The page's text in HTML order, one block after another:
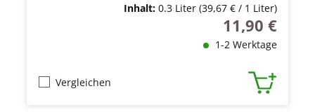
Inhalt: 0.3 Liter (39,67 € / 1 Liter)
Regulärer Preis:
11,90 €
1-2 Werktage
Vergleichen